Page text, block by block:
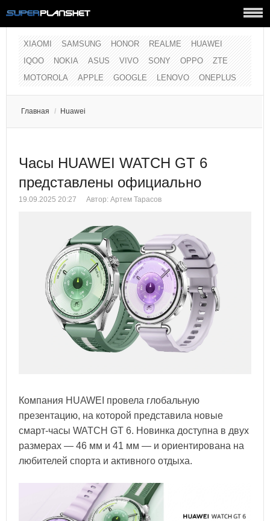
XIAOMI SAMSUNG HONOR REALME
HUAWEI
IQOO
NOKIA ASUS VIVO SONY OPPO
ZTE
MOTOROLA
APPLE GOOGLE LENOVO ONEPLUS
Главная / Huawei
Часы HUAWEI WATCH GT 6
представлены официально
19.09.2025 20:27 Автор: Артем Тарасов
Компания HUAWEI провела глобальную
презентацию, на которой представила новые
смарт-часы WATCH GT 6. Новинка доступна в двух
размерах — 46 мм и 41 мм — и ориентирована на
любителей спорта и активного отдыха.